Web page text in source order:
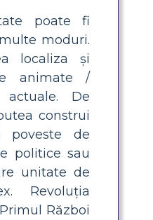
poate fi
moduri.
localiza și
animate /
De
construi
de
politice sau
unitate de
Revoluția
Război